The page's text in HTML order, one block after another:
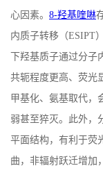
心因素。 8-羟基喹啉
内质子转移（ESIPT
下羟基质子通过分
共轭程度更高、荧光
甲基化、氨基取代，
弱甚至猝灭。此外，
平面结构，有利于荧
曲，非辐射跃迁增加